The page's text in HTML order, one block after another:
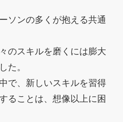
ソンの多くが抱える共通
のスキルを磨くには膨大
た。
で、新しいスキルを習得
ることは、想像以上に困